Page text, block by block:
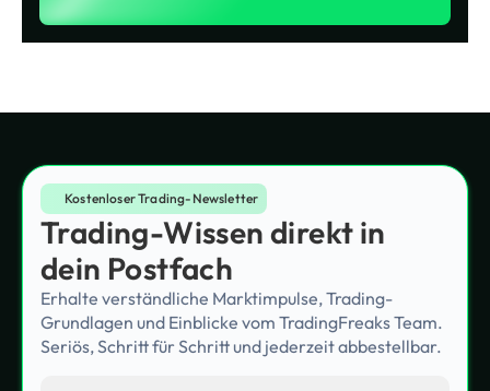
Kostenloser Trading-Newsletter
Trading-Wissen direkt in
dein Postfach
Erhalte verständliche Marktimpulse, Trading-
Grundlagen und Einblicke vom TradingFreaks Team.
Seriös, Schritt für Schritt und jederzeit abbestellbar.